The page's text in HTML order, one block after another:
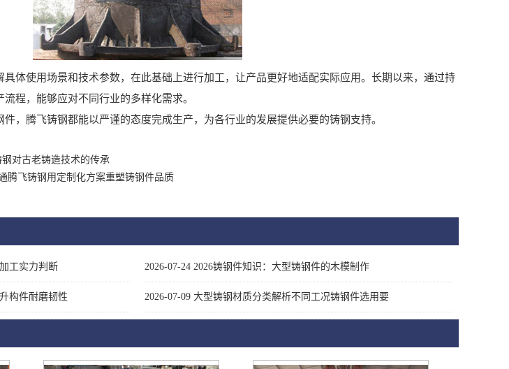
使用场景和技术参数，在此基础上进行加工，让产品更好地适配实际应用。长期以来，通过持
程，能够应对不同行业的多样化需求。
腾飞铸钢都能以严谨的态度完成生产，为各行业的发展提供必要的铸钢支持。
对古老铸造技术的传承
腾飞铸钢用定制化方案重塑铸钢件品质
工实力判断 2026-07-24 2026铸钢件知识：大型铸钢件的木模制作
构件耐磨韧性 2026-07-09 大型铸钢材质分类解析不同工况铸钢件选用要